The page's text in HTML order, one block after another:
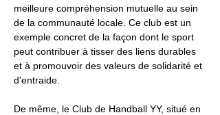
meilleure compréhension mutuelle au sein
de la communauté locale. Ce club est un
exemple concret de la façon dont le sport
peut contribuer à tisser des liens durables
et à promouvoir des valeurs de solidarité et
d'entraide.
De même, le Club de Handball YY, situé en